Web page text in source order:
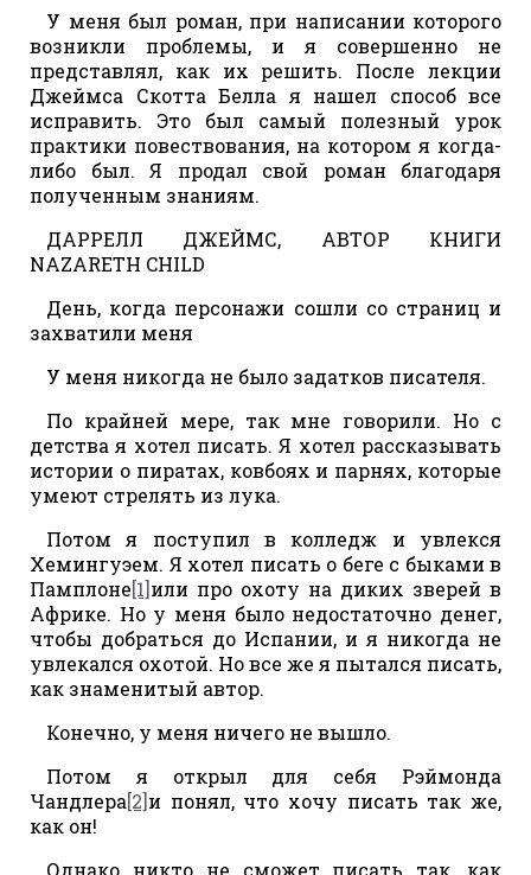
У меня был роман, при написании которого
возникли проблемы, и я совершенно не
представлял, как их решить. После лекции
Джеймса Скотта Белла я нашел способ все
исправить. Это был самый полезный урок
практики повествования, на котором я когда-
либо был. Я продал свой роман благодаря
полученным знаниям.
ДАРРЕЛЛ ДЖЕЙМС, АВТОР КНИГИ
NAZARETH CHILD
День, когда персонажи сошли со страниц и
захватили меня
У меня никогда не было задатков писателя.
По крайней мере, так мне говорили. Но с
детства я хотел писать. Я хотел рассказывать
истории о пиратах, ковбоях и парнях, которые
умеют стрелять из лука.
Потом я поступил в колледж и увлекся
Хемингуэем. Я хотел писать о беге с быками в
Памплоне[1]или про охоту на диких зверей в
Африке. Но у меня было недостаточно денег,
чтобы добраться до Испании, и я никогда не
увлекался охотой. Но все же я пытался писать,
как знаменитый автор.
Конечно, у меня ничего не вышло.
Потом я открыл для себя Рэймонда
Чандлера[2]и понял, что хочу писать так же,
как он!
Однако никто не сможет писать так, как